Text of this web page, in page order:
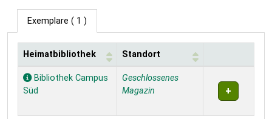
Exemplare ( 1 )
Exemplare
Heimatbibliothek Standort
Bibliothek Campus
Süd
Geschlossenes
Magazin